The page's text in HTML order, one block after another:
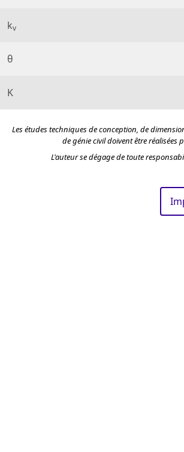
kv
θ
K
Les études techniques de conception, de
de génie civil doivent être
L'auteur se dégage de toute